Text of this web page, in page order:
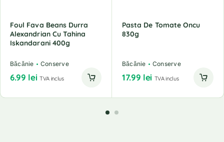
Foul Fava Beans Durra
Alexandrian Cu Tahina
Iskandarani 400g
Băcănie Conserve
6.99 lei TVA inclus
Pasta De Tomate Oncu
830g
Băcănie Conserve
17.99 lei TVA inclus